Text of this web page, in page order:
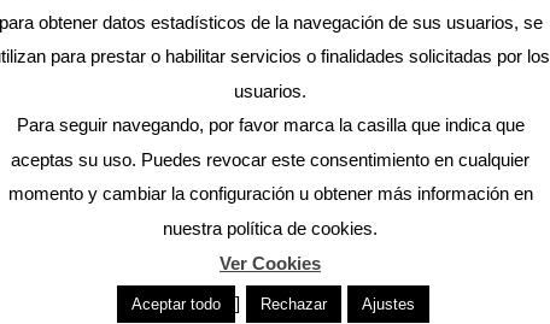
obtener datos estadísticos de la navegación de sus usuarios, se
para prestar o habilitar servicios o finalidades solicitadas por los
usuarios.
Para seguir navegando, por favor marca la casilla que indica que
aceptas su uso. Puedes revocar este consentimiento en cualquier
momento y cambiar la configuración u obtener más información en
nuestra política de cookies.
Ver Cookies
Aceptar todo ] Rechazar Ajustes